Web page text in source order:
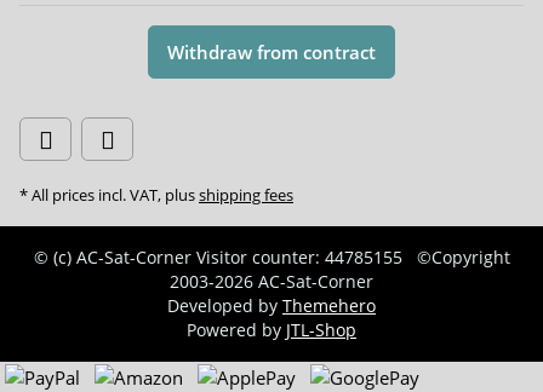
Withdraw from contract
* All prices incl. VAT, plusshipping fees
© (c) AC-Sat-CornerVisitor counter: 44785155
©Copyright
2003-2026 AC-Sat-Corner
Developed by Themehero
Powered by JTL-Shop